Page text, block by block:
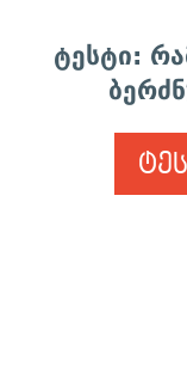
ტესტი: